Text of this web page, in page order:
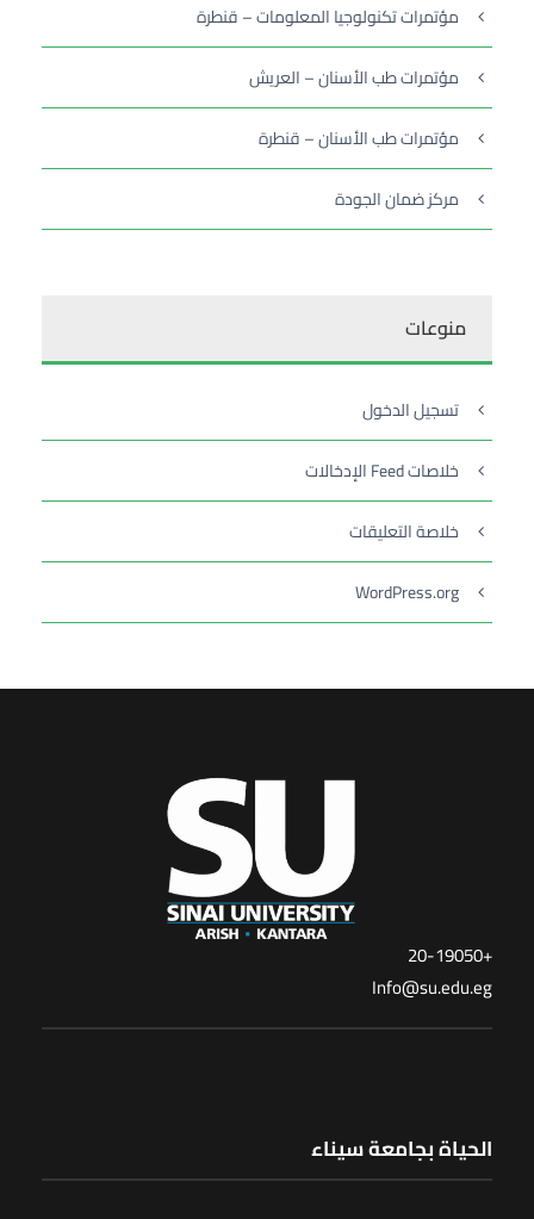
مؤتمرات تكنولوجيا المعلومات – قنطرة
مؤتمرات طب الأسنان – العريش
مؤتمرات طب الأسنان – قنطرة
مركز ضمان الجودة
منوعات
تسجيل الدخول
خلاصات Feed الإدخالات
خلاصة التعليقات
WordPress.org
+20-19050
Info@su.edu.eg
الحياة بجامعة سيناء